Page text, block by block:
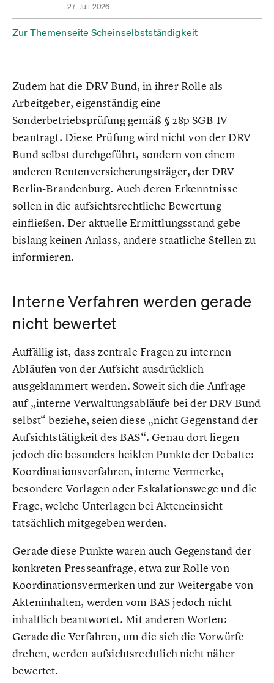
27. Juli 2026
Zur Themenseite Scheinselbstständigkeit
Zudem hat die DRV Bund, in ihrer Rolle als
Arbeitgeber, eigenständig eine
Sonderbetriebsprüfung gemäß § 28p SGB IV
beantragt. Diese Prüfung wird nicht von der DRV
Bund selbst durchgeführt, sondern von einem
anderen Rentenversicherungsträger, der DRV
Berlin-Brandenburg. Auch deren Erkenntnisse
sollen in die aufsichtsrechtliche Bewertung
einfließen. Der aktuelle Ermittlungsstand gebe
bislang keinen Anlass, andere staatliche Stellen zu
informieren.
Interne Verfahren werden gerade
nicht bewertet
Auffällig ist, dass zentrale Fragen zu internen
Abläufen von der Aufsicht ausdrücklich
ausgeklammert werden. Soweit sich die Anfrage
auf „interne Verwaltungsabläufe bei der DRV Bund
selbst“ beziehe, seien diese „nicht Gegenstand der
Aufsichtstätigkeit des BAS“. Genau dort liegen
jedoch die besonders heiklen Punkte der Debatte:
Koordinationsverfahren, interne Vermerke,
besondere Vorlagen oder Eskalationswege und die
Frage, welche Unterlagen bei Akteneinsicht
tatsächlich mitgegeben werden.
Gerade diese Punkte waren auch Gegenstand der
konkreten Presseanfrage, etwa zur Rolle von
Koordinationsvermerken und zur Weitergabe von
Akteninhalten, werden vom BAS jedoch nicht
inhaltlich beantwortet. Mit anderen Worten:
Gerade die Verfahren, um die sich die Vorwürfe
drehen, werden aufsichtsrechtlich nicht näher
bewertet.